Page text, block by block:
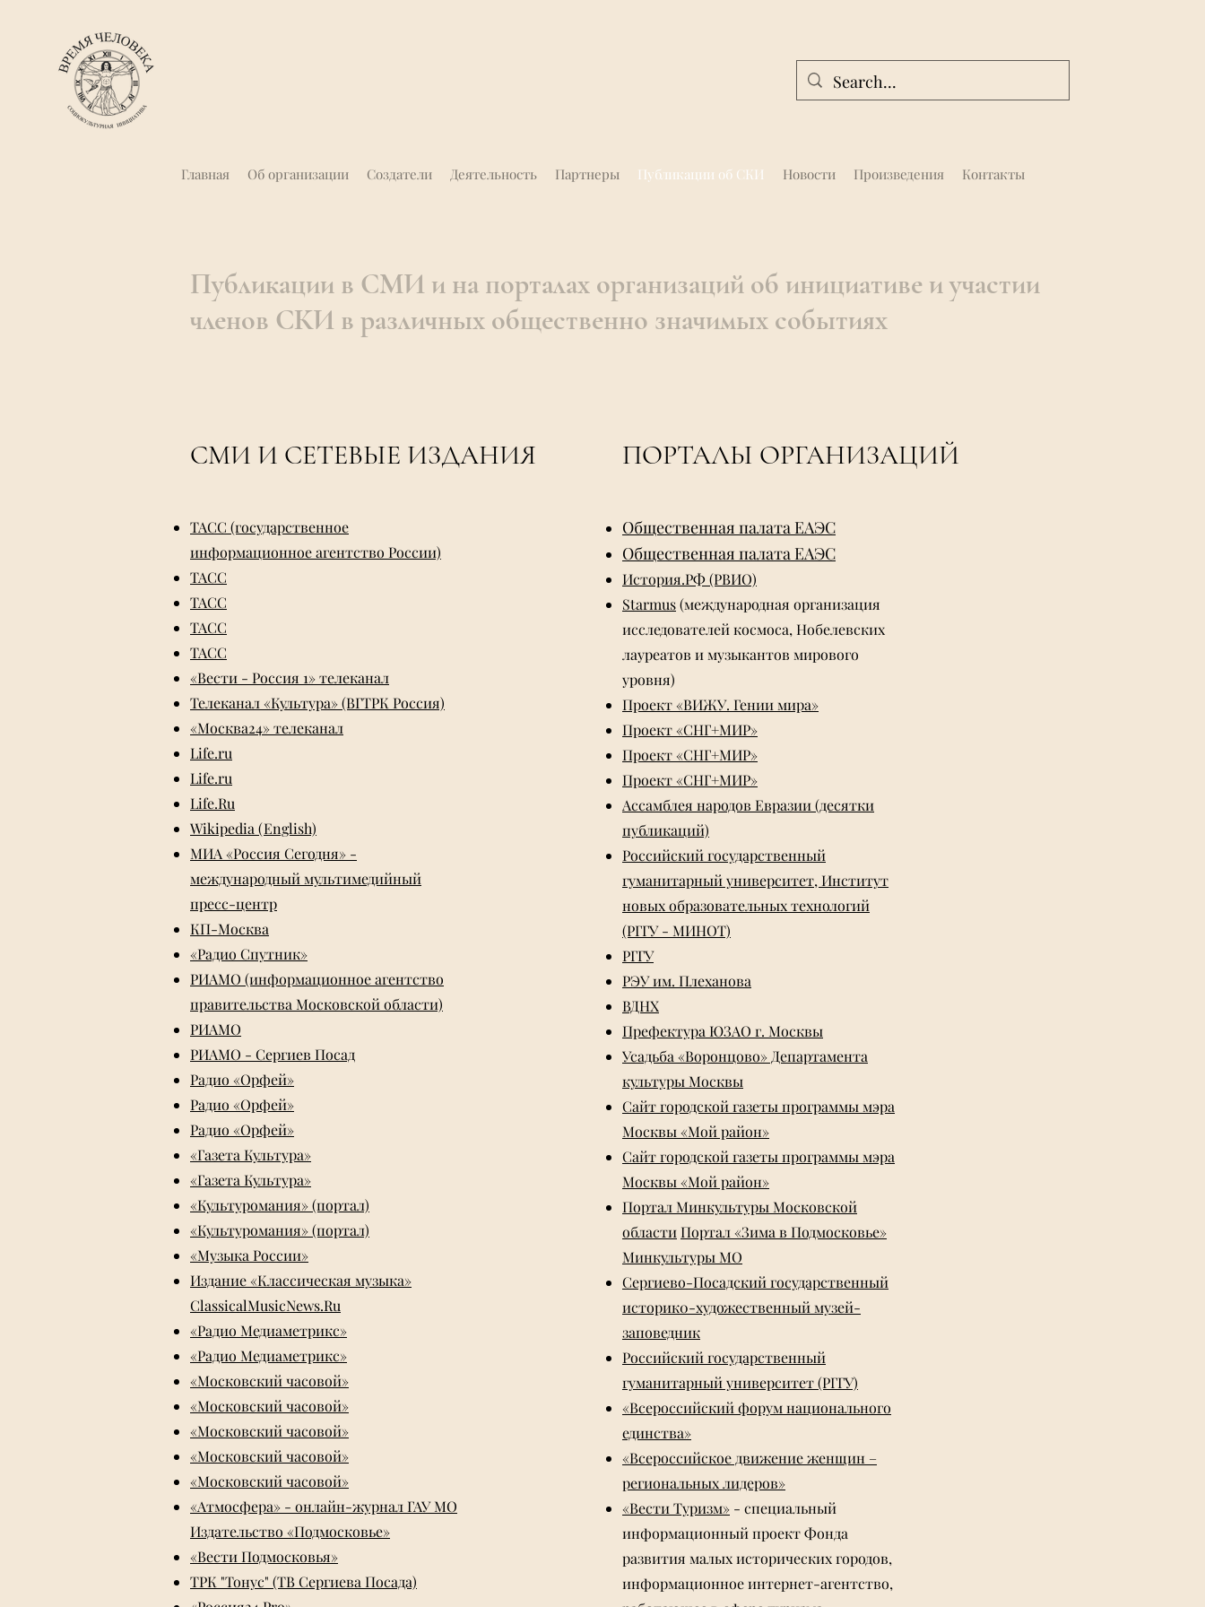
Главная Об организации Создатели Деятельность Партнеры Публикации об СКИ Новости Произведения Контакты
Публикации в СМИ и на порталах организаций об инициативе и участии
членов СКИ в различных общественно значимых событиях
СМИ И СЕТЕВЫЕ ИЗДАНИЯ
ТАСС (государственное
информационное агентство России)
ТАСС
ТАСС
ТАСС
ТАСС
«Вести - Россия 1» телеканал
Телеканал «Культура» (ВГТРК Россия)
«Москва24» телеканал
Life.ru
Life.ru
Life.Ru
Wikipedia (English)
МИА «Россия Сегодня» -
международный мультимедийный
пресс-центр
КП-Москва
«Радио Спутник»
РИАМО (информационное агентство
правительства Московской области)
РИАМО
РИАМО - Сергиев Посад
Радио «Орфей»
Радио «Орфей»
Радио «Орфей»
«Газета Культура»
«Газета Культура»
«Культуромания» (портал)
«Культуромания» (портал)
«Музыка России»
Издание «Классическая музыка»
ClassicalMusicNews.Ru
«Радио Медиаметрикс»
«Радио Медиаметрикс»
«Московский часовой»
«Московский часовой»
«Московский часовой»
«Московский часовой»
«Московский часовой»
«Атмосфера» - онлайн-журнал ГАУ МО
Издательство «Подмосковье»
«Вести Подмосковья»
ТРК "Тонус" (ТВ Сергиева Посада)
ПОРТАЛЫ ОРГАНИЗАЦИЙ
Общественная палата ЕАЭС
Общественная палата ЕАЭС
История.РФ (РВИО)
Starmus(международная организация
исследователей космоса, Нобелевских
лауреатов и музыкантов мирового
уровня)
Проект «ВИЖУ. Гении мира»
Проект «СНГ+МИР»
Проект «СНГ+МИР»
Проект «СНГ+МИР»
Ассамблея народов Евразии (десятки
публикаций)
Российский государственный
гуманитарный университет, Институт
новых образовательных технологий
(РГГУ - МИНОТ)
РГГУ
РЭУ им. Плеханова
ВДНХ
Префектура ЮЗАО г. Москвы
Усадьба «Воронцово» Департамента
культуры Москвы
Сайт городской газеты программы мэра
Москвы «Мой район»
Сайт городской газеты программы мэра
Москвы «Мой район»
Портал Минкультуры Московской
областиПортал «Зима в Подмосковье»
Минкультуры МО
Сергиево-Посадский государственный
историк0-художественный музей-
заповедник
Российский государственный
гуманитарный университет (РГГУ)
«Всероссийский форум национального
единства»
«Всероссийское движение женщин –
региональных лидеров»
«Вести Туризм» - специальный
информационный проект Фонда
развития малых исторических городов,
информационное интернет-агентство,